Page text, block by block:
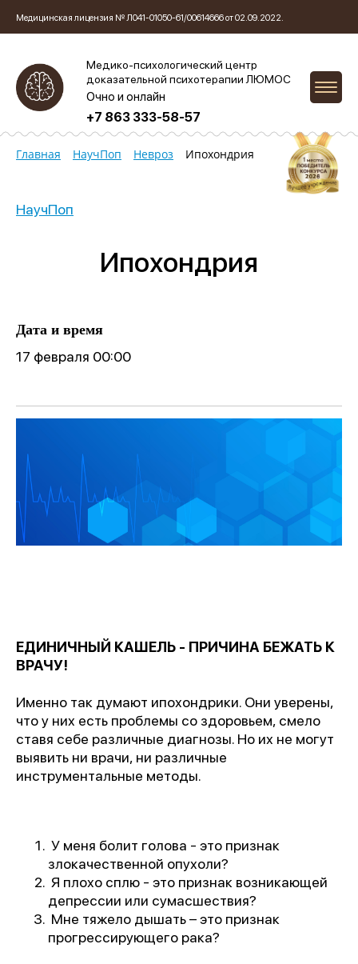
Медицинская лицензия № Л041-01050-61/00614666 от 02.09.2022.
Медико-психологический центр
доказательной психотерапии ЛЮМОС
Очно и онлайн
+7 863 333-58-57
Главная НаучПоп Невроз Ипохондрия
НаучПоп
Ипохондрия
Дата и время
17 февраля 00:00
ЕДИНИЧНЫЙ КАШЕЛЬ - ПРИЧИНА БЕЖАТЬ К
ВРАЧУ!
Именно так думают ипохондрики. Они уверены,
что у них есть проблемы со здоровьем, смело
ставя себе различные диагнозы. Но их не могут
выявить ни врачи, ни различные
инструментальные методы.
У меня болит голова - это признак
злокачественной опухоли?
Я плохо сплю - это признак возникающей
депрессии или сумасшествия?
Мне тяжело дышать – это признак
прогрессирующего рака?